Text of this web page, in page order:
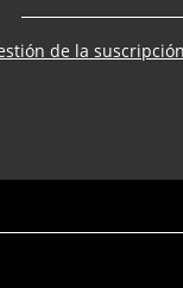
de la suscripción